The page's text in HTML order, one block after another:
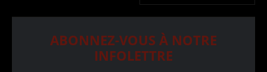
ABONNEZ-VOUS À NOTRE
INFOLETTRE